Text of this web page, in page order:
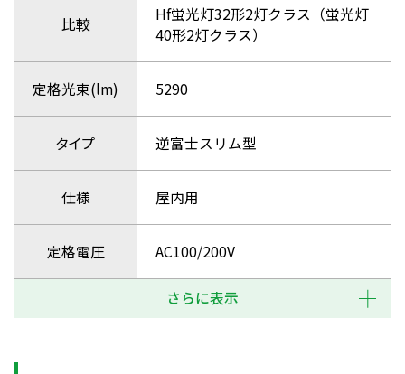
比較
Hf蛍光灯32形2灯クラス（蛍光灯
40形2灯クラス）
定格光束(lm) 5290
タイプ 逆富士スリム型
仕様 屋内用
定格電圧 AC100/200V
さらに表示